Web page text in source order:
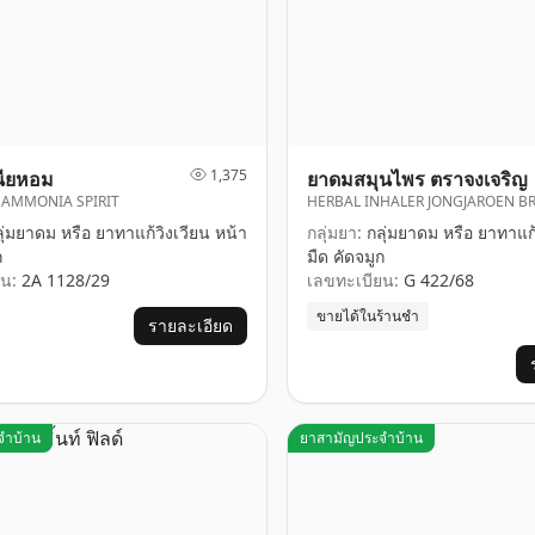
ยหอม
SPIRIT
1,375
ยาดม หรือ ยาทาแก้วิงเวียน หน้า
: 2A 1128/29
รายละเอียด
ยาดมสมุนไพร ตราจงเจริญ
HERBAL INHALER JONGJAROEN
กลุ่มยา: กลุ่มยาดม หรือ ยาทาแ
มืด คัดจมูก
เลขทะเบียน: G 422/68
ขายได้ในร้านชำ
ำบ้าน ยาสามัญประจำบ้าน